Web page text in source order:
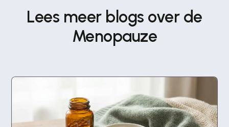
Lees meer blogs over de
Menopauze